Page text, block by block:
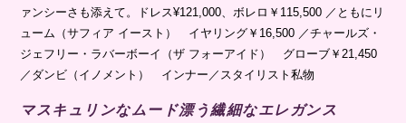
ァンシーさも添えて。ドレス¥121,000、ボレロ￥115,500 ／ともにリ
ューム（サフィア イースト） イヤリング￥16,500 ／チャールズ・
ジェフリー・ラバーボーイ（ザ フォーアイド） グローブ￥21,450
／ダンビ（イノメント） インナー／スタイリスト私物
マスキュリンなムード漂う繊細なエレガンス